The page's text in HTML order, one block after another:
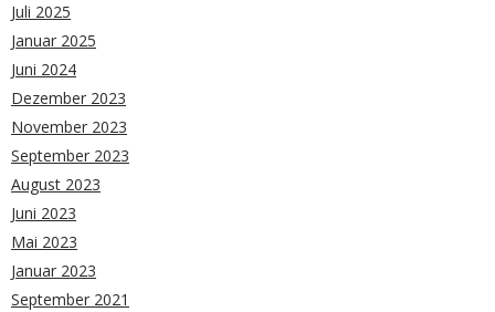
Juli 2025
Januar 2025
Juni 2024
Dezember 2023
November 2023
September 2023
August 2023
Juni 2023
Mai 2023
Januar 2023
September 2021